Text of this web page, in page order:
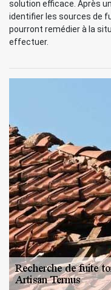
solution efficace. Après
identifier les sources de
pourront remédier à la
effectuer.